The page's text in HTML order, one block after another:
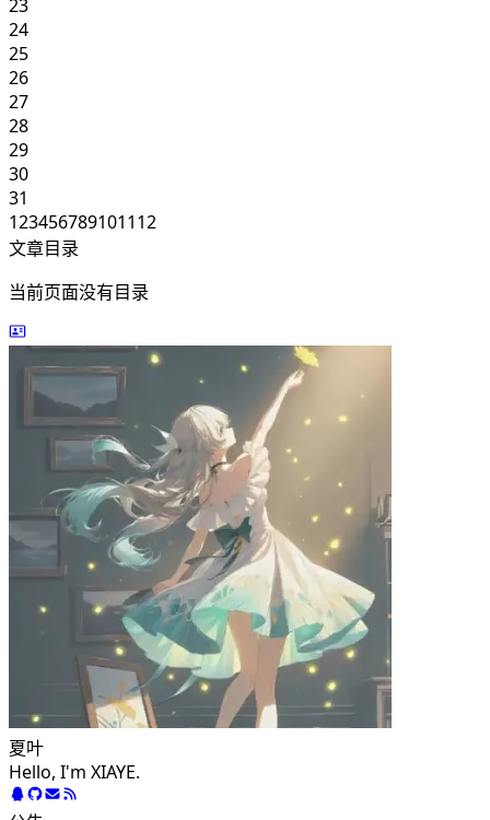
23
24
25
26
27
28
29
30
31
123456789101112
文章目录
当前页面没有目录
夏叶
Hello, I'm XIAYE.